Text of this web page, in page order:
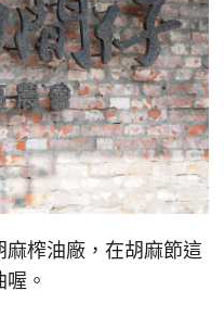
榨油廠，在胡麻節這
。